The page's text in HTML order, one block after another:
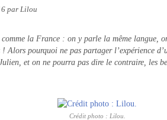
par Lilou
comme la France : on y parle la même langue,
! Alors pourquoi ne pas partager l’expérience
et on ne pourra pas dire le contraire, les
Crédit photo : Lilou.